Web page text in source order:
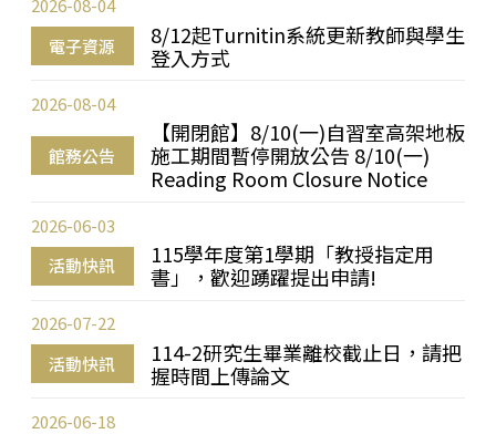
電子資源
8/12起Turnitin系統更新教師與學生
登入方式
2026-08-04
館務公告
【開閉館】8/10(一)自習室高架地板
施工期間暫停開放公告 8/10(一)
Reading Room Closure Notice
2026-08-04
活動快訊
115學年度第1學期「教授指定用
書」，歡迎踴躍提出申請!
2026-06-03
活動快訊
114-2研究生畢業離校截止日，請把
握時間上傳論文
2026-07-22
2026-06-18